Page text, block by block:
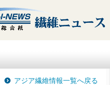
アジア繊維情報一覧へ戻る